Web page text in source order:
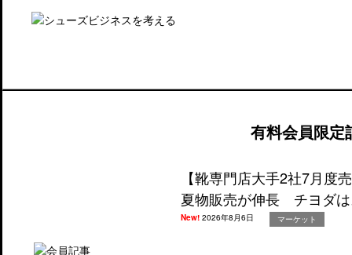
有料会員限定
【靴専門店大手2社7月度
夏物販売が伸長 チヨダ
New!2026年8月6日 マーケット